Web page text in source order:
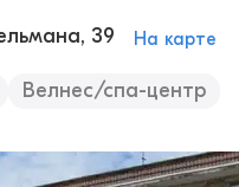
39 На карте
Велнес/спа-центр